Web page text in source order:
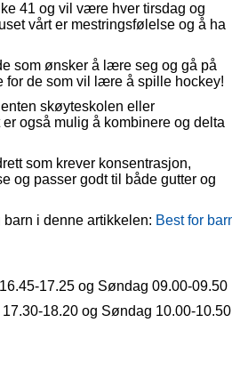
41 og vil være hver tirsdag og
vårt er mestringsfølelse og å ha
som ønsker å lære seg og gå på
for de som vil lære å spille hockey!
skøyteskolen eller
også mulig å kombinere og delta
som krever konsentrasjon,
og passer godt til både gutter og
barn i denne artikkelen: Best for
17.25 og Søndag 09.00-09.50
18.20 og Søndag 10.00-10.50